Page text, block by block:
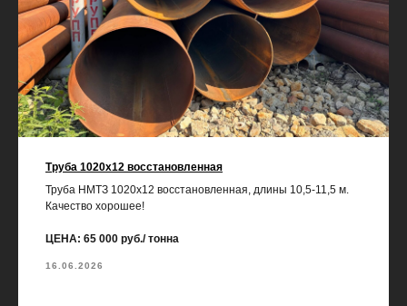
Труба 1020х12 восстановленная
Труба НМТЗ 1020х12 восстановленная, длины 10,5-11,5 м.
Качество хорошее!
ЦЕНА: 65 000 руб./ тонна
16.06.2026